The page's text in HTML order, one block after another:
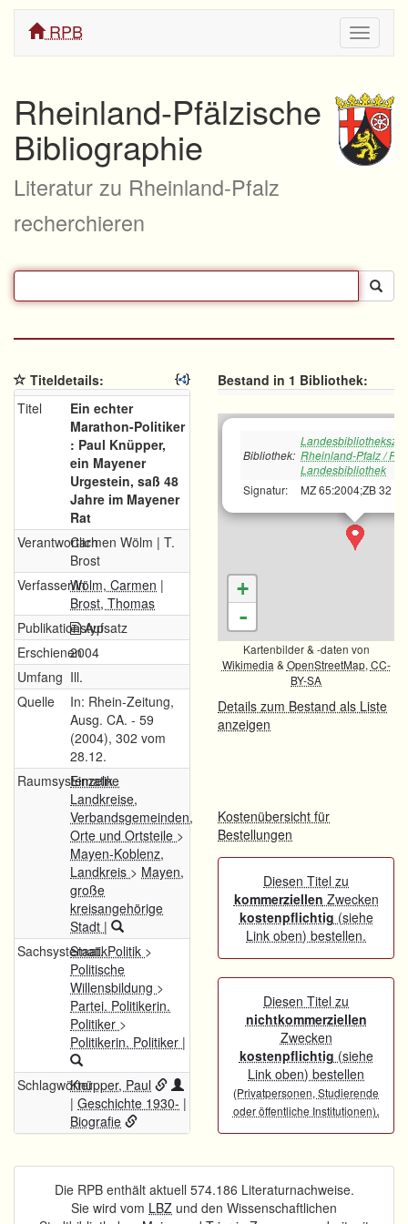
ein/
RPB
Rheinland-Pfälzische
Bibliographie
Literatur zu Rheinland-Pfalz
recherchieren
Titeldetails:
Titel
Ein echter
Marathon-Politiker
: Paul Knüpper,
ein Mayener
Urgestein, saß 48
Jahre im Mayener
Rat
VerantwortlichCarmen Wölm | T.
Brost
Verfasser/inWölm, Carmen |
Brost, Thomas
PublikationstypAufsatz
Erschienen2004
Umfang Ill.
Quelle
In: Rhein-Zeitung,
Ausg. CA. - 59
(2004), 302 vom
28.12.
Raumsystematik
Einzelne
Landkreise,
Verbandsgemeinden,
Orte und Ortsteile >
Mayen-Koblenz,
Landkreis > Mayen,
große
kreisangehörige
Stadt |
SachsystematikStaat. Politik >
Politische
Willensbildung >
Partei. Politikerin.
Politiker >
Politikerin. Politiker |
SchlagwörterKnüpper, Paul
| Geschichte 1930- |
Biografie
Bestand in 1 Bibliothek:
Bibliothek: Rheinland-Pfalz /
Landesbibliothek
Signatur:
MZ 65:2004;ZB 32
+
-
Kartenbilder & -daten von
Wikimedia & OpenStreetMap, CC-
BY-SA
Details zum Bestand als Liste
anzeigen
Kostenübersicht für
Bestellungen
Diesen Titel zu
kommerziellen Zwecken
kostenpflichtig (siehe
Link oben) bestellen.
Diesen Titel zu
nichtkommerziellen
Zwecken
kostenpflichtig (siehe
Link oben) bestellen
(Privatpersonen, Studierende
oder öffentliche Institutionen).
Die RPB enthält aktuell 574.186 Literaturnachweise.
Sie wird vom LBZ und den Wissenschaftlichen